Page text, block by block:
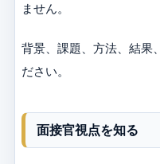
ません。
背景、課題、方法、結果
ださい。
面接官視点を知る